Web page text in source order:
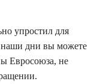
упростил для
наши дни вы можете
Евросоюза, не